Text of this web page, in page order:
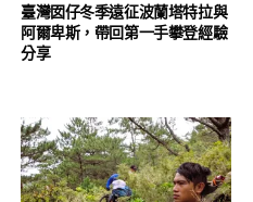
臺灣囡仔冬季遠征波蘭塔特拉與
阿爾卑斯，帶回第一手攀登經驗
分享